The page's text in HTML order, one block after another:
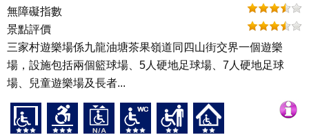
無障礙指數
景點評價
三家村遊樂場係九龍油塘茶果嶺道同四山街交界一個遊樂
場，設施包括兩個籃球場、5人硬地足球場、7人硬地足球
場、兒童遊樂場及長者...